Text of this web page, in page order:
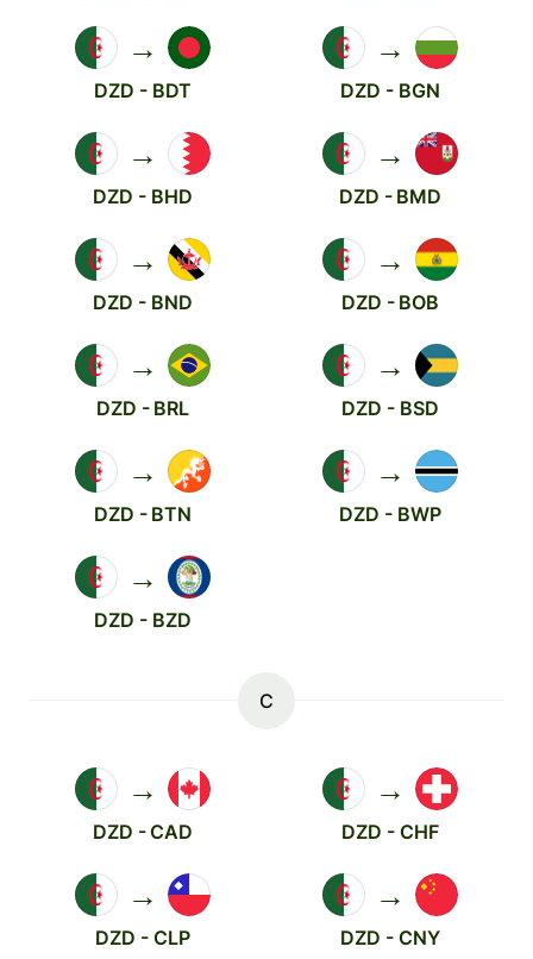
→
DZD - BDT
→
DZD - BGN
→
DZD - BHD
→
DZD - BMD
→
DZD - BND
→
DZD - BOB
→
DZD - BRL
→
DZD - BSD
→
DZD - BTN
→
DZD - BWP
→
DZD - BZD
C
→
DZD - CAD
→
DZD - CHF
→
DZD - CLP
→
DZD - CNY